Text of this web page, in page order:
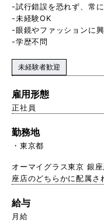
-試行錯誤を恐れず、常
-未経験OK
-眼鏡やファッションに
-学歴不問
未経験者歓迎
雇用形態
正社員
勤務地
東京都
オーマイグラス東京 銀
座店のどちらかに配属さ
給与
月給